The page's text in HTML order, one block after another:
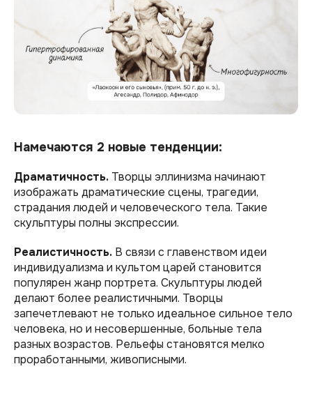
Намечаются 2 новые тенденции:
Драматичность. Творцы эллинизма начинают
изображать драматические сцены, трагедии,
страдания людей и человеческого тела. Такие
скульптуры полны экспрессии.
Реалистичность. В связи с главенством идеи
индивидуализма и культом царей становится
популярен жанр портрета. Скульптуры людей
делают более реалистичными. Творцы
запечетлевают не только идеальное сильное тело
человека, но и несовершенные, больные тела
разных возрастов. Рельефы становятся мелко
проработанными, живописными.